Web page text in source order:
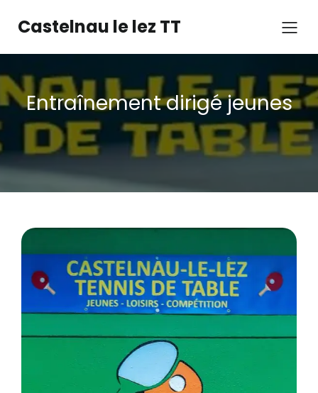
Castelnau le lez TT
Entraînement dirigé jeunes